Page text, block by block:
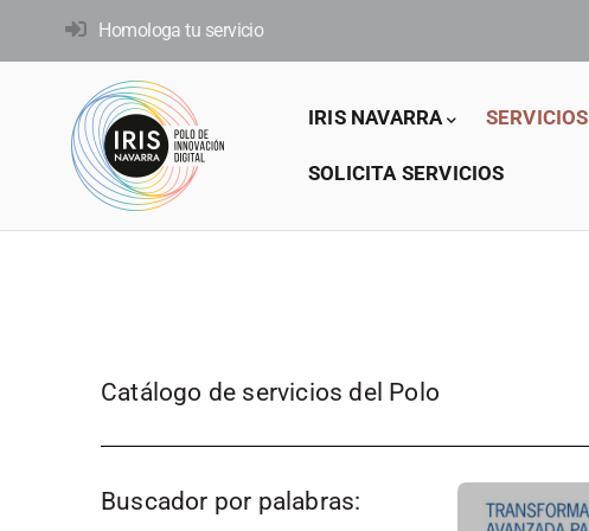
principal
Homologa tu servicio
Main
IRIS NAVARRA SERVICIOS
SOLICITA SERVICIOS
Catálogo de servicios del Polo
Buscador por palabras: